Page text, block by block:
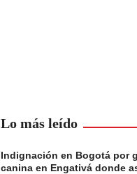
Lo más leído
Indignación en Bogotá por
canina en Engativá donde